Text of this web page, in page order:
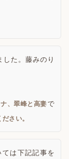
した。藤みのり
、翠峰と高妻 で
さい。
は下記記事を